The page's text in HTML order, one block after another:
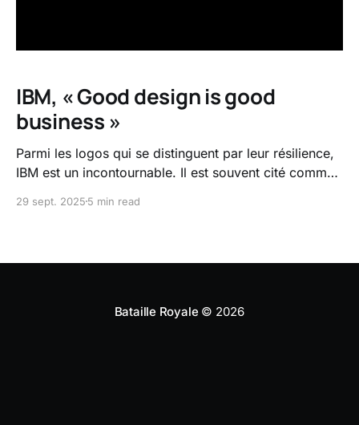
IBM, « Good design is good
business »
Parmi les logos qui se distinguent par leur résilience,
IBM est un incontournable. Il est souvent cité comme
du design graphique américain du XXème siècle.
29 sept. 2025 5 min read
Bataille Royale © 2026